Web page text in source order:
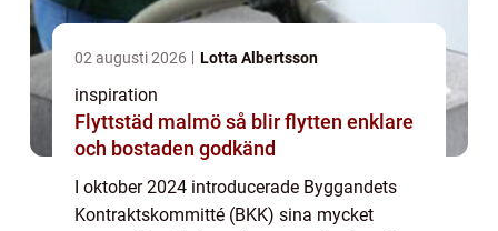
02 augusti 2026 Lotta Albertsson
inspiration
Flyttstäd malmö så blir flytten enklare
och bostaden godkänd
I oktober 2024 introducerade Byggandets
Kontraktskommitté (BKK) sina mycket